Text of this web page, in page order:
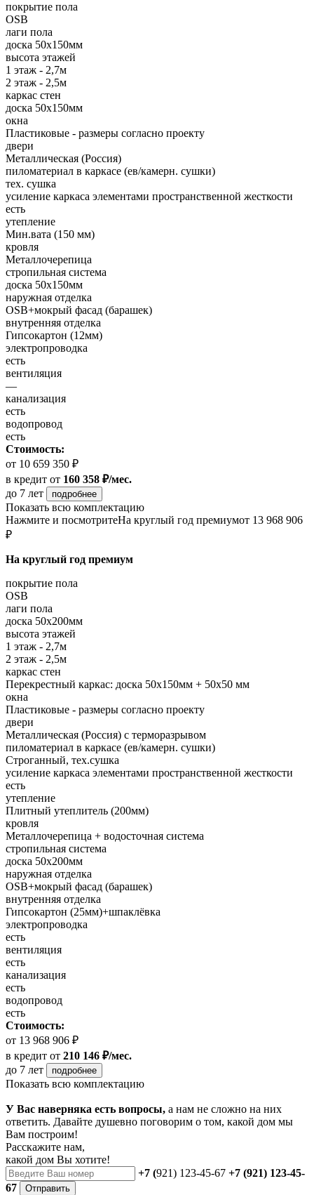
покрытие пола
OSB
лаги пола
доска 50х150мм
высота этажей
1 этаж - 2,7м
2 этаж - 2,5м
каркас стен
доска 50х150мм
окна
Пластиковые - размеры согласно проекту
двери
Металлическая (Россия)
пиломатериал в каркасе (ев/камерн. сушки)
тех. сушка
усиление каркаса элементами пространственной жесткости
есть
утепление
Мин.вата (150 мм)
кровля
Металлочерепица
стропильная система
доска 50х150мм
наружная отделка
OSB+мокрый фасад (барашек)
внутренняя отделка
Гипсокартон (12мм)
электропроводка
есть
вентиляция
—
канализация
есть
водопровод
есть
Стоимость:
от 10 659 350 ₽
в кредит от 160 358 ₽/мес.
до 7 лет
подробнее
Показать всю комплектацию
Нажмите и посмотритеНа круглый год премиумот 13 968 906
₽
На круглый год премиум
покрытие пола
OSB
лаги пола
доска 50х200мм
высота этажей
1 этаж - 2,7м
2 этаж - 2,5м
каркас стен
Перекрестный каркас: доска 50х150мм + 50х50 мм
окна
Пластиковые - размеры согласно проекту
двери
Металлическая (Россия) с терморазрывом
пиломатериал в каркасе (ев/камерн. сушки)
Строганный, тех.сушка
усиление каркаса элементами пространственной жесткости
есть
утепление
Плитный утеплитель (200мм)
кровля
Металлочерепица + водосточная система
стропильная система
доска 50х200мм
наружная отделка
OSB+мокрый фасад (барашек)
внутренняя отделка
Гипсокартон (25мм)+шпаклёвка
электропроводка
есть
вентиляция
есть
канализация
есть
водопровод
есть
Стоимость:
от 13 968 906 ₽
в кредит от 210 146 ₽/мес.
до 7 лет
подробнее
Показать всю комплектацию
У Вас наверняка есть вопросы, а нам не сложно на них
ответить. Давайте душевно поговорим о том, какой дом мы
Вам построим!
Расскажите нам,
какой дом Вы хотите!
+7 (921) 123-45-67 +7 (921) 123-45-
67
Отправить